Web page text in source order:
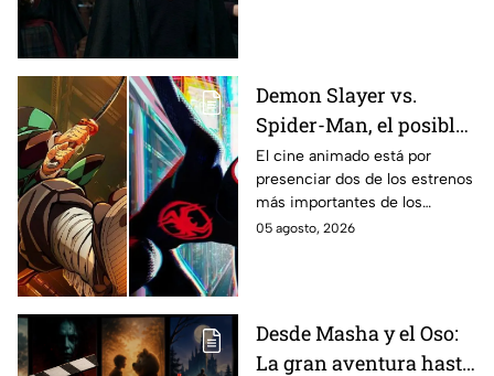
Demon Slayer vs.
Spider-Man, el posible
gran enfrentamiento
en taquilla del 2027
El cine animado está por
presenciar dos de los estrenos
más importantes de los
últimos años.
05 agosto, 2026
Desde Masha y el Oso:
La gran aventura hasta